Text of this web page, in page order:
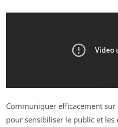
Communiquer efficacement
pour sensibiliser le public et les